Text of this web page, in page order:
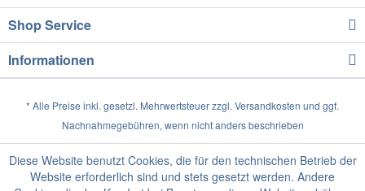
Shop Service
Informationen
* Alle Preise inkl. gesetzl. Mehrwertsteuer zzgl. Versandkosten und ggf.
Nachnahmegebühren, wenn nicht anders beschrieben
Diese Website benutzt Cookies, die für den technischen Betrieb der
Website erforderlich sind und stets gesetzt werden. Andere